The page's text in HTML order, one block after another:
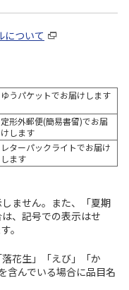
について
ゆうパケットでお届けします
定形外郵便(簡易書留)でお届
けします
レターパックライトでお届け
します
ません。また、「夏期
、記号での表示はせ
。
花生」「えび」「か
含んでいる場合に品目名